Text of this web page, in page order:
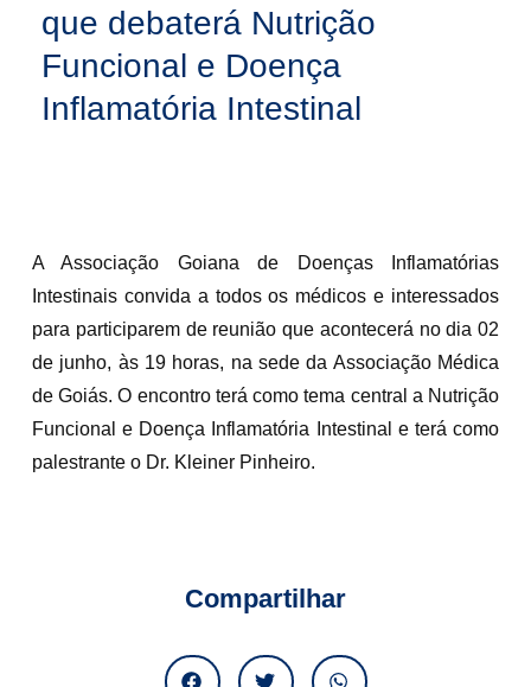
que debaterá Nutrição
Funcional e Doença
Inflamatória Intestinal
A Associação Goiana de Doenças Inflamatórias
Intestinais convida a todos os médicos e interessados
para participarem de reunião que acontecerá no dia 02
de junho, às 19 horas, na sede da Associação Médica
de Goiás. O encontro terá como tema central a Nutrição
Funcional e Doença Inflamatória Intestinal e terá como
palestrante o Dr. Kleiner Pinheiro.
Compartilhar